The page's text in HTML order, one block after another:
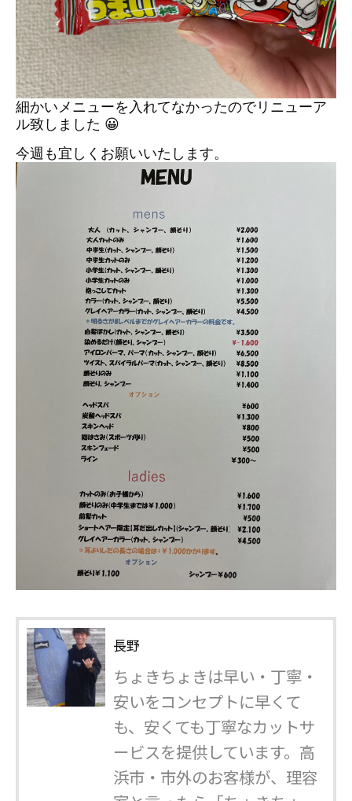
細かいメニューを入れてなかったのでリニューア
ル致しました 😀
今週も宜しくお願いいたします。
長野
ちょきちょきは早い・丁寧・
安いをコンセプトに早くて
も、安くても丁寧なカットサ
ービスを提供しています。高
浜市・市外のお客様が、理容